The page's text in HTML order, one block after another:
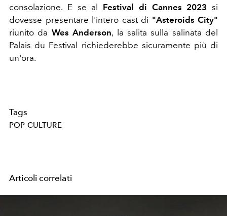
consolazione. E se al Festival di Cannes 2023 si
dovesse presentare l'intero cast di "Asteroids City"
riunito da Wes Anderson, la salita sulla salinata del
Palais du Festival richiederebbe sicuramente più di
un'ora.
Tags
POP CULTURE
Articoli correlati